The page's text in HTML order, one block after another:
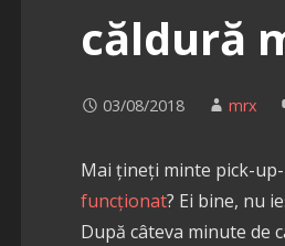
căldură
03/08/2018 mrx
Mai țineți minte pick-
funcționat? Ei bine, nu
După câteva minute de